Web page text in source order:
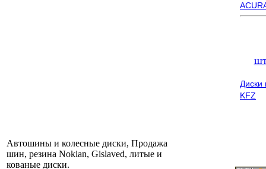
KFZ
Автошины и колесные диски, Продажа
шин, резина Nokian, Gislaved, литые и
кованые диски.